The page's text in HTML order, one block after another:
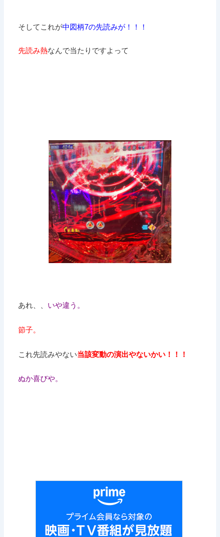
そしてこれが中図柄7の先読みが！！！
先読み熱なんで当たりですよって
あれ、、 いや違う。
節子。
これ先読みやない当該変動の演出やないかい！！！
ぬか喜びや。